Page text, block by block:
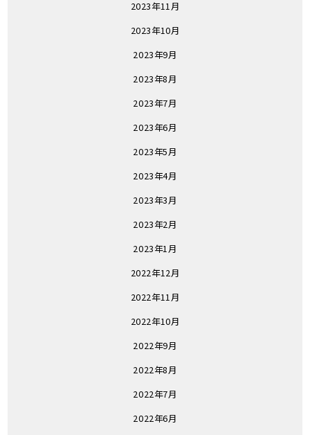
2023年11月
2023年10月
2023年9月
2023年8月
2023年7月
2023年6月
2023年5月
2023年4月
2023年3月
2023年2月
2023年1月
2022年12月
2022年11月
2022年10月
2022年9月
2022年8月
2022年7月
2022年6月